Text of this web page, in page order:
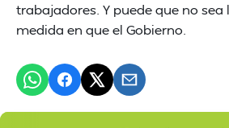
trabajadores. Y puede que no
medida en que el Gobierno.